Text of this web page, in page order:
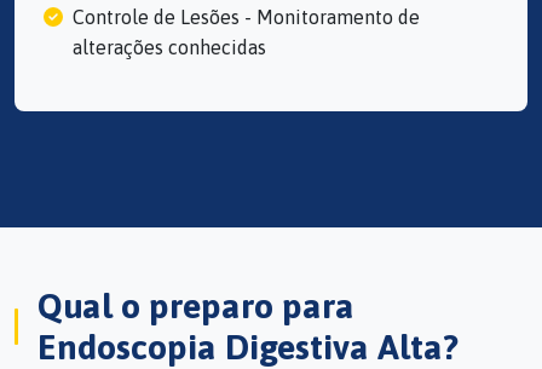
Controle de Lesões - Monitoramento de
alterações conhecidas
Qual o preparo para
Endoscopia Digestiva Alta?